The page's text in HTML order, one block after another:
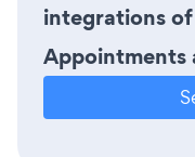
integrations of
Appointments